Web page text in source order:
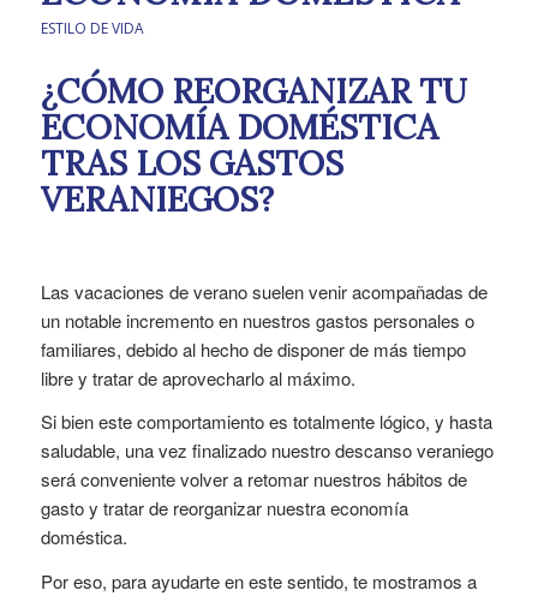
ESTILO DE VIDA
¿CÓMO REORGANIZAR TU
ECONOMÍA DOMÉSTICA
TRAS LOS GASTOS
VERANIEGOS?
Las vacaciones de verano suelen venir acompañadas de
un notable incremento en nuestros gastos personales o
familiares, debido al hecho de disponer de más tiempo
libre y tratar de aprovecharlo al máximo.
Si bien este comportamiento es totalmente lógico, y hasta
saludable, una vez finalizado nuestro descanso veraniego
será conveniente volver a retomar nuestros hábitos de
gasto y tratar de reorganizar nuestra economía
doméstica.
Por eso, para ayudarte en este sentido, te mostramos a